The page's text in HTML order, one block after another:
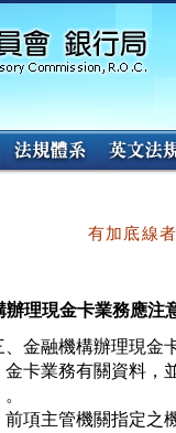
有加底線
辦理現金卡業務應注
、金融機構辦理現金
金卡業務有關資料
。
前項主管機關指定